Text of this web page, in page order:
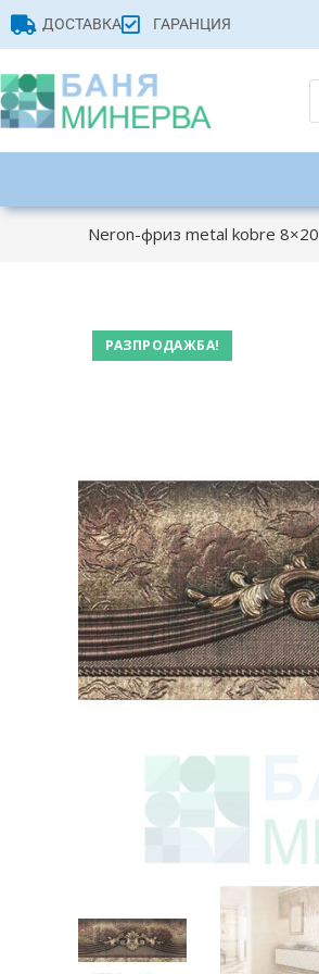
ДОСТАВКА ГАРАНЦИЯ
Neron-фриз metal kobre 8×20
РАЗПРОДАЖБА!